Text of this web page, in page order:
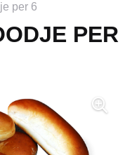
per 6
PER